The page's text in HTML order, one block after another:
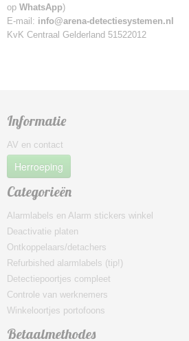
op WhatsApp)
E-mail: info@arena-detectiesystemen.nl
KvK Centraal Gelderland 51522012
Informatie
AV en contact
Herroeping
Categorieën
Alarmlabels en Alarm stickers winkel
Deactivatie platen
Ontkoppelaars/detachers
Refurbished alarmlabels (tip!)
Detectiepoortjes compleet
Controle van werknemers
Winkeloortjes portofoons
Betaalmethodes